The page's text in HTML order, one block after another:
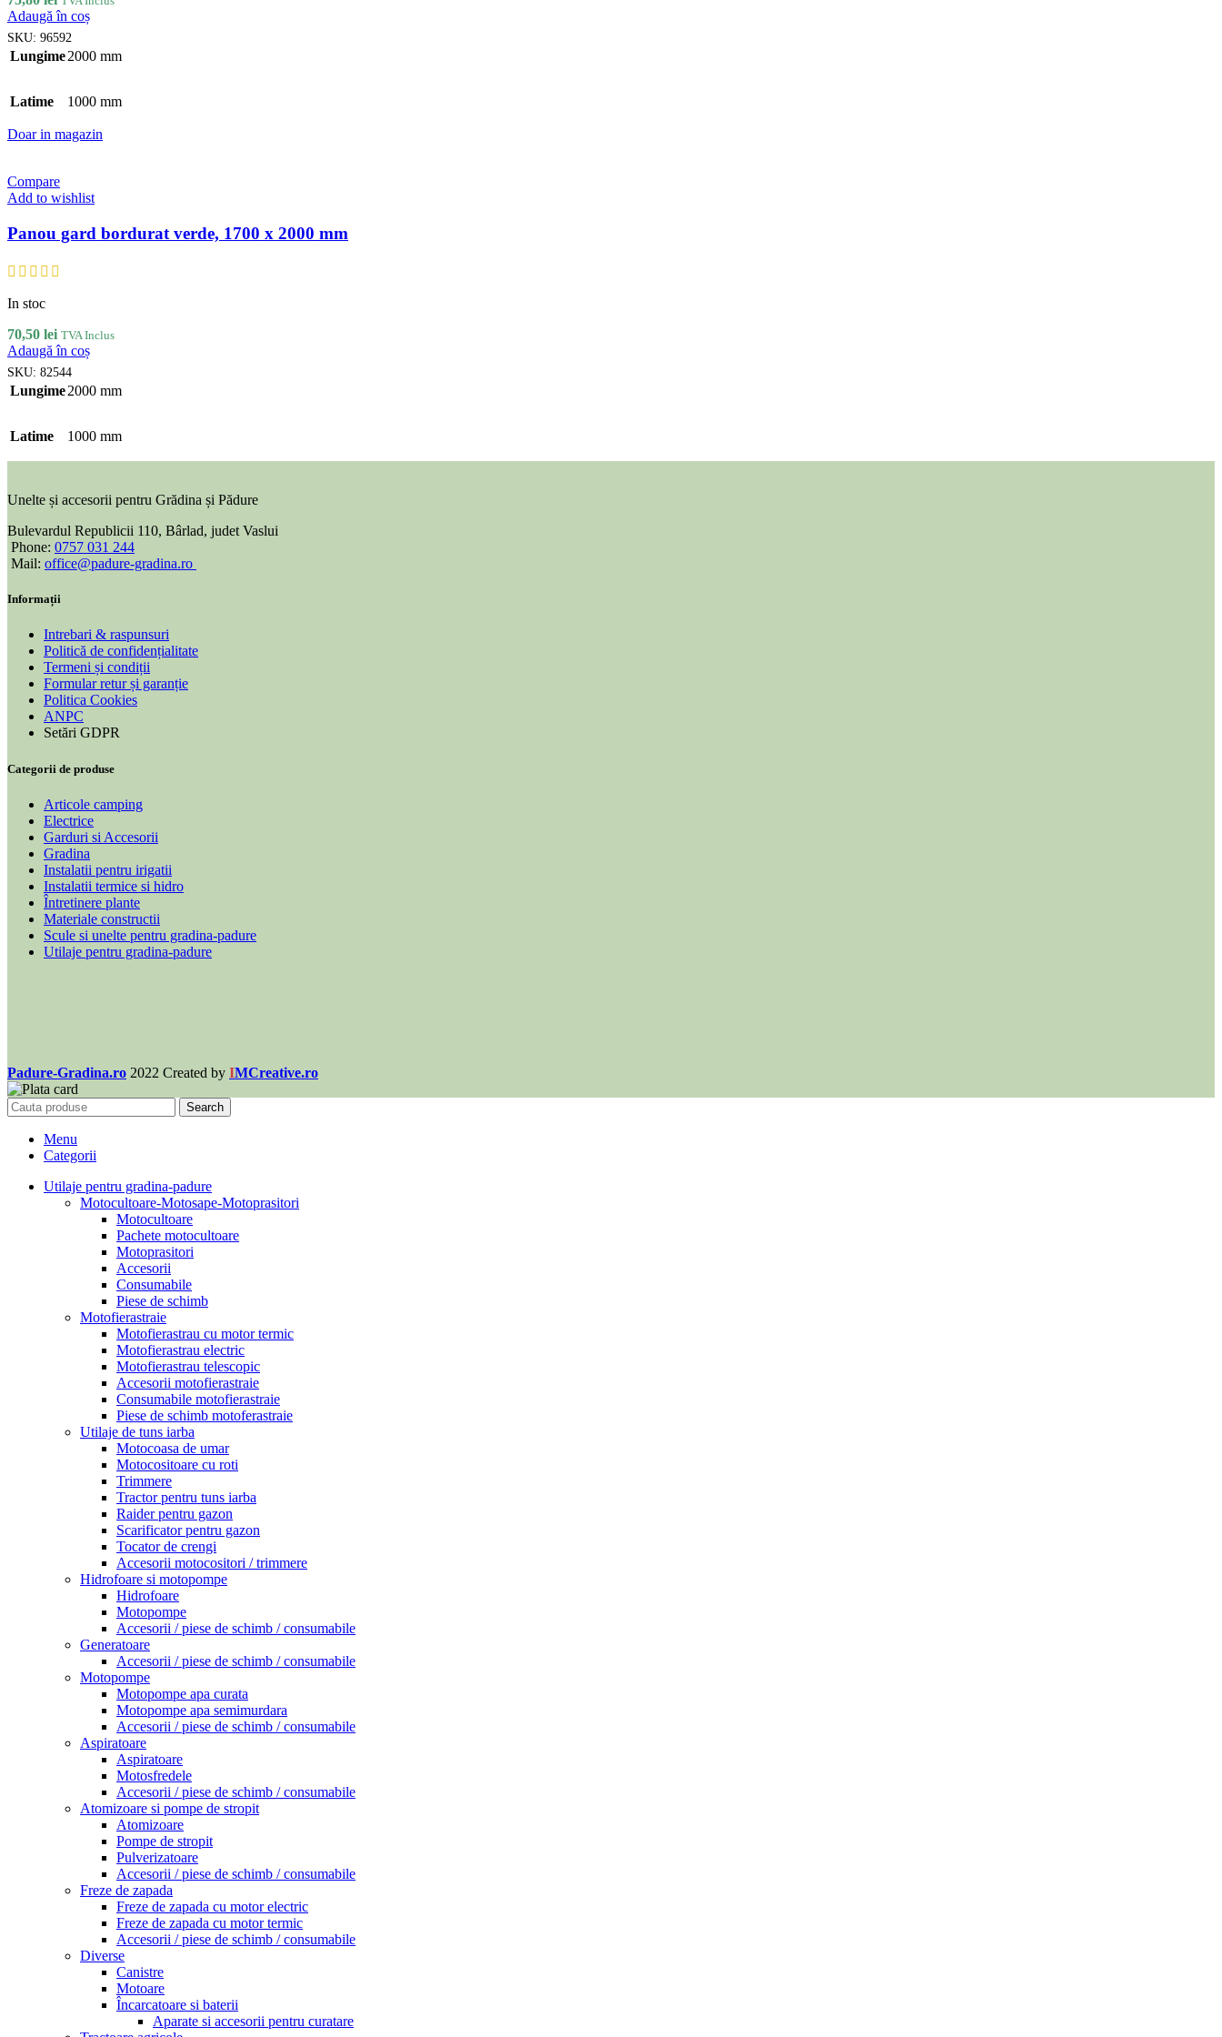
Adaugă în coș
SKU: 96592
Lungime2000 mm
Latime 1000 mm
Doar in magazin
Compare
Add to wishlist
Panou gard bordurat verde, 1700 x 2000 mm
In stoc
70,50 lei TVA Inclus
Adaugă în coș
SKU: 82544
Lungime2000 mm
Latime 1000 mm
Unelte și accesorii pentru Grădina și Pădure
Bulevardul Republicii 110, Bârlad, judet Vaslui
Phone: 0757 031 244
Mail: office@padure-gradina.ro
Informații
Intrebari & raspunsuri
Politică de confidențialitate
Termeni și condiții
Formular retur și garanție
Politica Cookies
ANPC
Setări GDPR
Categorii de produse
Articole camping
Electrice
Garduri si Accesorii
Gradina
Instalatii pentru irigatii
Instalatii termice si hidro
Întretinere plante
Materiale constructii
Scule si unelte pentru gradina-padure
Utilaje pentru gradina-padure
Padure-Gradina.ro 2022 Created by IMCreative.ro
Search
Menu
Categorii
Utilaje pentru gradina-padure
Motocultoare-Motosape-Motoprasitori
Motocultoare
Pachete motocultoare
Motoprasitori
Accesorii
Consumabile
Piese de schimb
Motofierastraie
Motofierastrau cu motor termic
Motofierastrau electric
Motofierastrau telescopic
Accesorii motofierastraie
Consumabile motofierastraie
Piese de schimb motoferastraie
Utilaje de tuns iarba
Motocoasa de umar
Motocositoare cu roti
Trimmere
Tractor pentru tuns iarba
Raider pentru gazon
Scarificator pentru gazon
Tocator de crengi
Accesorii motocositori / trimmere
Hidrofoare si motopompe
Hidrofoare
Motopompe
Accesorii / piese de schimb / consumabile
Generatoare
Accesorii / piese de schimb / consumabile
Motopompe
Motopompe apa curata
Motopompe apa semimurdara
Accesorii / piese de schimb / consumabile
Aspiratoare
Aspiratoare
Motosfredele
Accesorii / piese de schimb / consumabile
Atomizoare si pompe de stropit
Atomizoare
Pompe de stropit
Pulverizatoare
Accesorii / piese de schimb / consumabile
Freze de zapada
Freze de zapada cu motor electric
Freze de zapada cu motor termic
Accesorii / piese de schimb / consumabile
Diverse
Canistre
Motoare
Încarcatoare si baterii
Aparate si accesorii pentru curatare